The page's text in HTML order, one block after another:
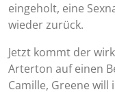
eingeholt, eine
wieder zurück.
Jetzt kommt der
Arterton auf einen
Camille, Greene